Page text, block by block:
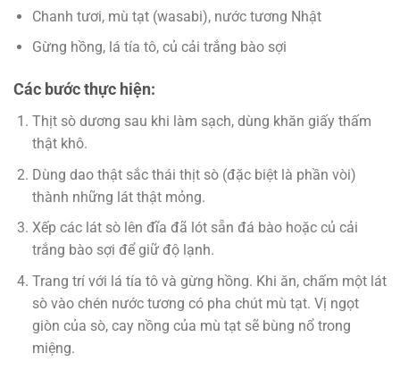
Chanh tươi, mù tạt (wasabi), nước tương Nhật
Gừng hồng, lá tía tô, củ cải trắng bào sợi
Các bước thực hiện:
Thịt sò dương sau khi làm sạch, dùng khăn giấy thấm
thật khô.
Dùng dao thật sắc thái thịt sò (đặc biệt là phần vòi)
thành những lát thật mỏng.
Xếp các lát sò lên đĩa đã lót sẵn đá bào hoặc củ cải
trắng bào sợi để giữ độ lạnh.
Trang trí với lá tía tô và gừng hồng. Khi ăn, chấm một lát
sò vào chén nước tương có pha chút mù tạt. Vị ngọt
giòn của sò, cay nồng của mù tạt sẽ bùng nổ trong
miệng.